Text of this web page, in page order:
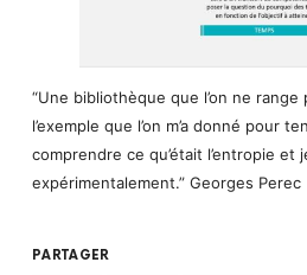
“Une bibliothèque que l’on ne range
l’exemple que l’on m’a donné pour
comprendre ce qu’était l’entropie et
expérimentalement.” Georges Perec
PARTAGER